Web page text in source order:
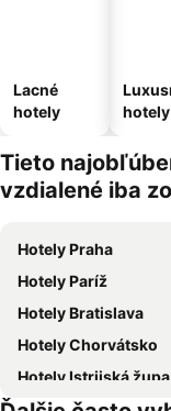
Lacné
hotely
hotely
Tieto
vzdialené iba
Hotely Praha
Hotely Paríž
Hotely Bratislava
Hotely Chorvátsko
Hotely Istrijská župa